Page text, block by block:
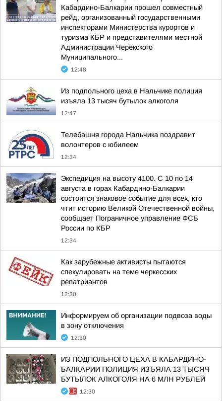
Кабардино-Балкарии прошел совместный
рейд, организованный государственными
инспекторами Министерства курортов и
туризма КБР и представителями местной
Администрации Черекского
Муниципального...
12:48
Из подпольного цеха в Нальчике полиция
изъяла 13 тысяч бутылок алкоголя
12:47
Телебашня города Нальчика поздравит
волонтеров с юбилеем
12:34
Экспедиция на высоту 4100. С 10 по 14
августа в горах Кабардино-Балкарии
состоится знаковое событие для всех, кто
чтит историю Великой Отечественной войны,
сообщает Пограничное управление ФСБ
России по КБР
12:34
Как зарубежные активисты пытаются
спекулировать на теме черкесских
репатриантов
12:30
Информируем об организации подвоза воды
в зону отключения
12:30
ИЗ ПОДПОЛЬНОГО ЦЕХА В КАБАРДИНО-
БАЛКАРИИ ПОЛИЦИЯ ИЗЪЯЛА 13 ТЫСЯЧ
БУТЫЛОК АЛКОГОЛЯ НА 6 МЛН РУБЛЕЙ
12:30